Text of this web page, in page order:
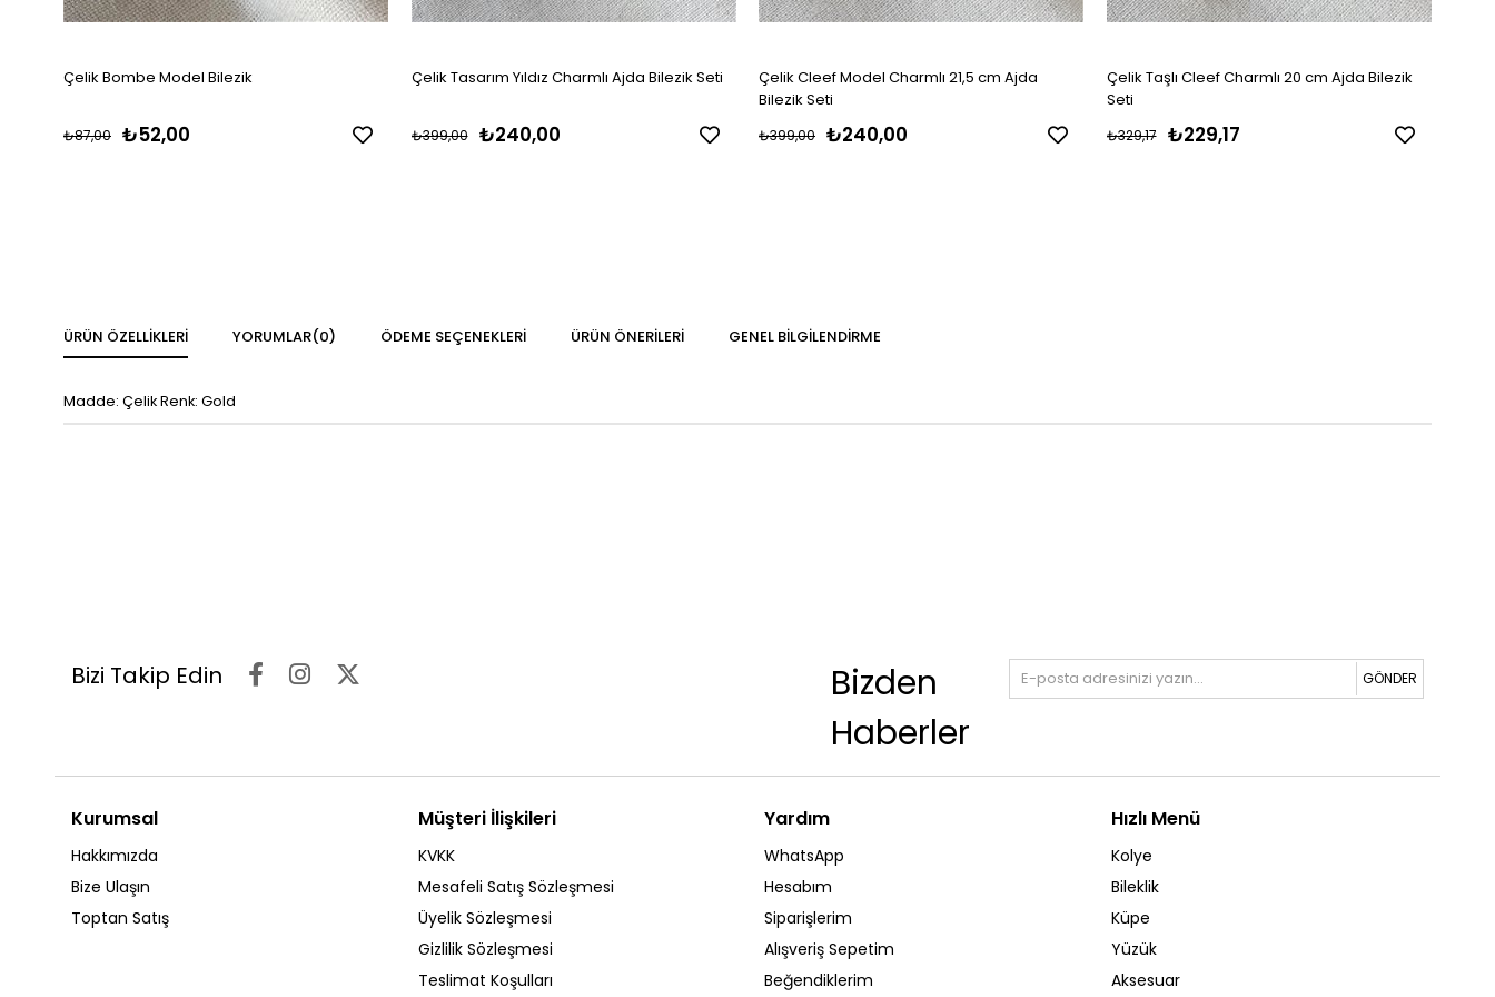
Çelik Bombe Model Bilezik
₺52,00
₺87,00
Çelik Tasarım Yıldız Charmlı Ajda Bilezik Seti
₺240,00
₺399,00
Çelik Cleef Model Charmlı 21,5 cm Ajda
Bilezik Seti
₺240,00
₺399,00
Çelik Taşlı Cleef Charmlı 20 cm Ajda Bilezik
Seti
₺229,17
₺329,17
ÜRÜN ÖZELLIKLERI YORUMLAR(0) ÖDEME SEÇENEKLERI ÜRÜN ÖNERILERI GENEL BILGILENDIRME
Madde: Çelik Renk: Gold
Bizi Takip Edin
Bizden
Haberler
GÖNDER
Kurumsal
Hakkımızda
Bize Ulaşın
Toptan Satış
Müşteri İlişkileri
KVKK
Mesafeli Satış Sözleşmesi
Üyelik Sözleşmesi
Gizlilik Sözleşmesi
Teslimat Koşulları
Yardım
WhatsApp
Hesabım
Siparişlerim
Alışveriş Sepetim
Beğendiklerim
Hızlı Menü
Kolye
Bileklik
Küpe
Yüzük
Aksesuar